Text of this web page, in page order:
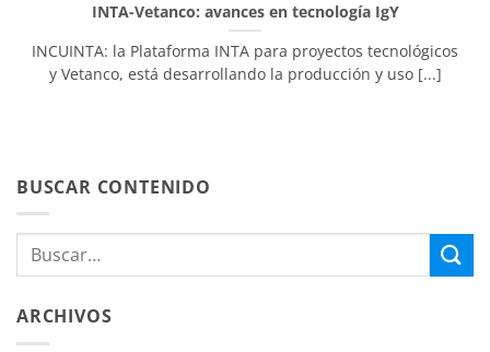
INTA-Vetanco: avances en tecnología IgY
INCUINTA: la Plataforma INTA para proyectos tecnológicos
y Vetanco, está desarrollando la producción y uso [...]
BUSCAR CONTENIDO
ARCHIVOS